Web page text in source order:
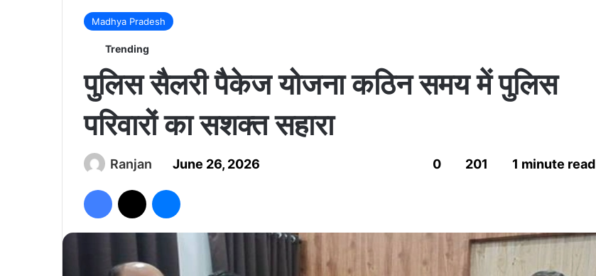
Madhya Pradesh
Trending
पुलिस सैलरी पैकेज योजना कठिन समय में पुलिस
परिवारों का सशक्त सहारा
Ranjan June 26, 2026 0 201 1 minute read